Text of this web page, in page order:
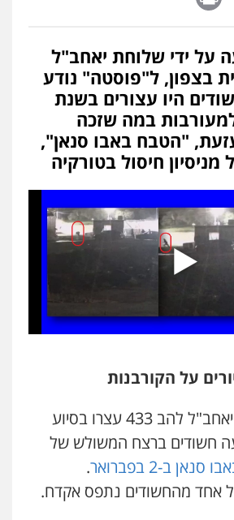
גישור
זוהר ארבל
פשיעה חמורה מעצרים וחקירות
אסף דוק
עבירות מין סמים והימורים פשיעה
חקירות ומעצרים צווארון לבן והונאה
שלי גורביץ – לוי
פלילי פשיעה חמורה מעצרים
עורכי דין חן ברוך
דיני תעבורה מעצרים וחקירות
על ידי שלוחת יאחב"ל
בצפון, ל"פוסטה" נודע
היו עצורים בשנת
למעורבות במה שזכה
"הטבח באבו סנאן",
חיסול בטורקיה
על הקורבנות
10 מרס – חוקרי יאחב"ל להב 433 עצרו בסיוע
חשודים ברצח המשולש של
ב-2 בפברואר
.
אחד מהחשודים נתפס אקדח.